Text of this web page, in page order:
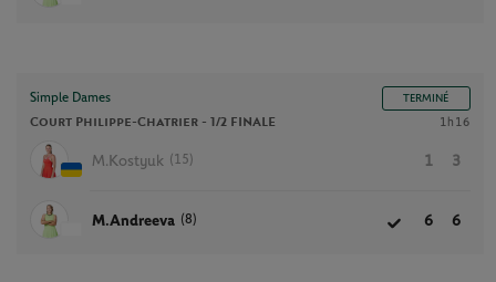
Simple Dames TERMINÉ
Court Philippe-Chatrier - 1/2 FINALE 1h16
M.Kostyuk (15) 1 3
M.Andreeva (8) 6 6